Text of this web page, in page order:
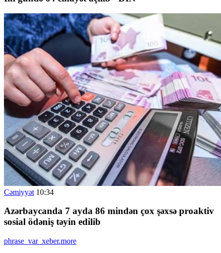
Cəmiyyət 10:34
Azərbaycanda 7 ayda 86 mindən çox şəxsə proaktiv
sosial ödəniş təyin edilib
phrase_var_xeber.more